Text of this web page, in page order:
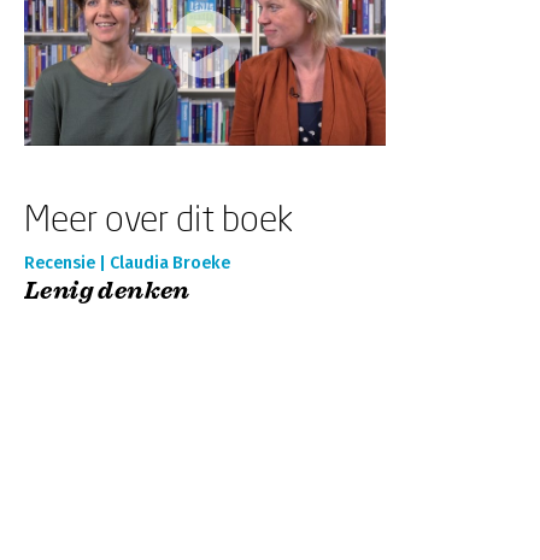
Meer over dit boek
Recensie | Claudia Broeke
Lenig denken